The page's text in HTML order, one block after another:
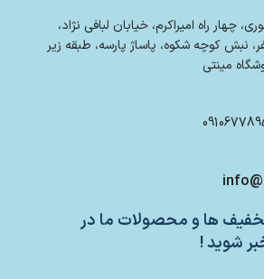
چهار راه امیراکرم، خیابان لبافی نژاد،
نبش کوچه شکوه، پاساژ پارسه، طبقه زیر
ها و محصولات ما در
شوید !